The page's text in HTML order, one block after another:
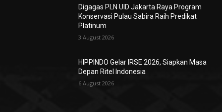
Digagas PLN UID Jakarta Raya Program
Konservasi Pulau Sabira Raih Predikat
Platinum
3 August 2026
HIPPINDO Gelar IRSE 2026, Siapkan Masa
Depan Ritel Indonesia
6 August 2026